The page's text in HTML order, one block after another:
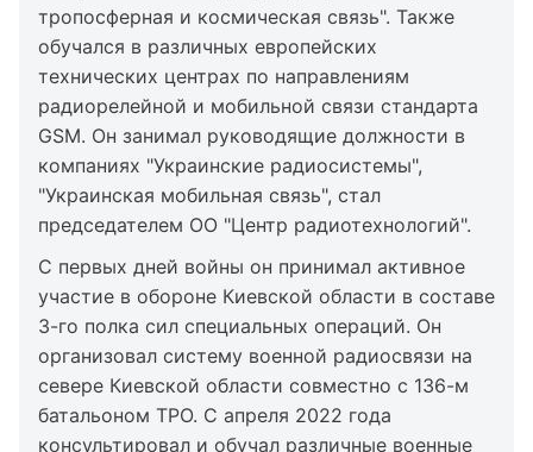
тропосферная и космическая связь". Также
обучался в различных европейских
технических центрах по направлениям
радиорелейной и мобильной связи стандарта
GSM. Он занимал руководящие должности в
компаниях "Украинские радиосистемы",
"Украинская мобильная связь", стал
председателем ОО "Центр радиотехнологий".
С первых дней войны он принимал активное
участие в обороне Киевской области в составе
3-го полка сил специальных операций. Он
организовал систему военной радиосвязи на
севере Киевской области совместно с 136-м
батальоном ТРО. С апреля 2022 года
консультировал и обучал различные военные